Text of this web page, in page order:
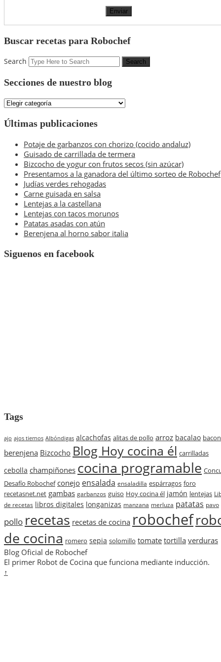
Buscar recetas para Robochef
Search
Secciones de nuestro blog
Secciones
nuestro
Últimas publicaciones
Potaje de garbanzos con chorizo (cocido andaluz)
Guisado de carrillada de termera
Bizcocho de yogur con frutos secos (sin azúcar)
Presentamos a la ganadora del último sorteo de Robochef
Judías verdes rehogadas
Carne guisada en salsa
Lentejas a la castellana
Lentejas con tacos morunos
Patatas asadas con atún
Berenjena al horno sabor italia
Siguenos en facebook
Tags
ajo ajos tiernos Albóndigas alcachofas alitas de pollo arroz bacalao bacon
berenjena Bizcocho Blog Hoy cocina él carrilladas
cebolla champiñones cocina programable
Desafío Robochef conejo ensalada ensaladilla espárragos foro
recetasnet.net gambas garbanzos guiso Hoy cocina él jamón lentejas
de recetas libros digitales longanizas manzana merluza patatas pavo
pollo recetas recetas de cocina robochef
de cocina romero sepia solomillo tomate tortilla verduras
Blog Oficial de Robochef
El primer Robot de Cocina que funciona mediante inducción.
↑